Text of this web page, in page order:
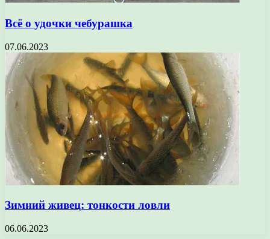
Всё о удочки чебурашка
07.06.2023
Зимний живец: тонкости ловли
06.06.2023